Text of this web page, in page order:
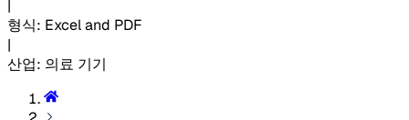
|
형식: Excel and PDF
|
산업: 의료 기기